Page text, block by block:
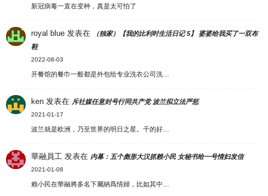
新冠病毒一直在变种，真是太可怕了
royal blue 发表在
（独家）【我的比利时生活日记 5】 婆婆给我买了一双布
鞋
2022-08-03
开餐馆的餐巾一般都是外包给专业洗衣公司洗…
ken 发表在 斥社媒任意封号行同共产党 波兰拟立法严惩
2021-01-17
波兰就是欧洲，乃至世界的明日之星。干的好…
華融員工 发表在 内幕：五个彪形大汉抓赖小民 女秘书给一号情妇发信
2021-01-08
賴小民在華融將多名下屬納爲情婦，比如其中…